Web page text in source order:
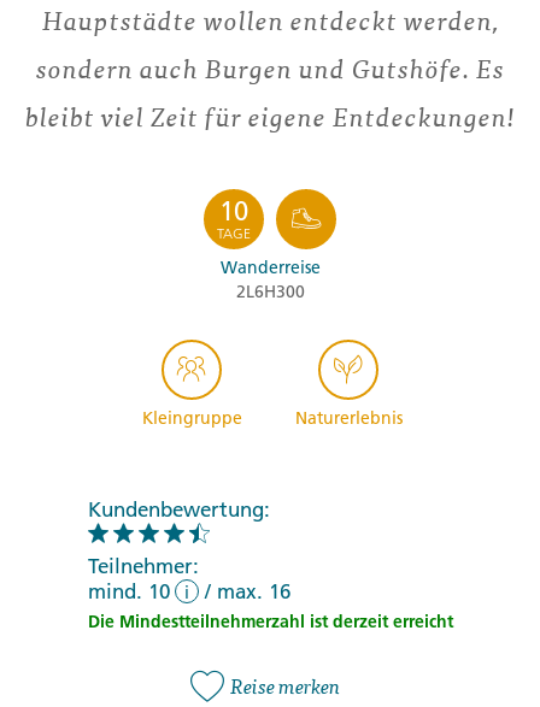
Hauptstädte wollen entdeckt werden,
sondern auch Burgen und Gutshöfe. Es
bleibt viel Zeit für eigene Entdeckungen!
10
TAGE
Wanderreise
2L6H300
Kleingruppe Naturerlebnis
Kundenbewertung:
Teilnehmer:
mind. 10
i / max. 16
Die Mindestteilnehmerzahl ist derzeit erreicht
Reise merken